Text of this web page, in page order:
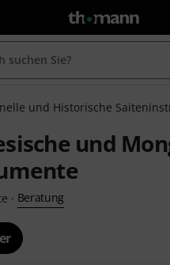
und Historische
und
· Beratung